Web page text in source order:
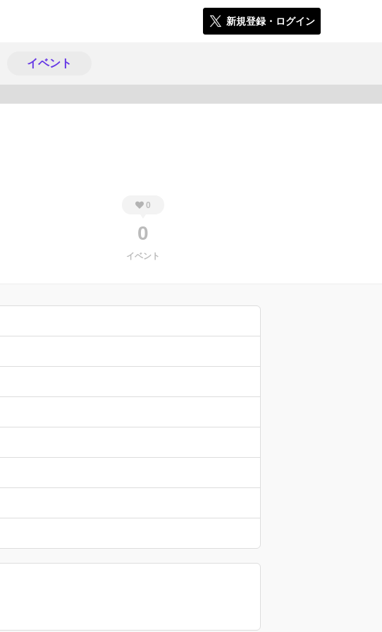
新規登録・ログイン
イベント
0
0
イベント